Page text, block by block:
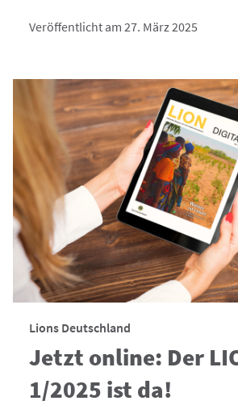
Veröffentlicht am 27. März 2025
Lions Deutschland
Jetzt online: Der
1/2025 ist da!